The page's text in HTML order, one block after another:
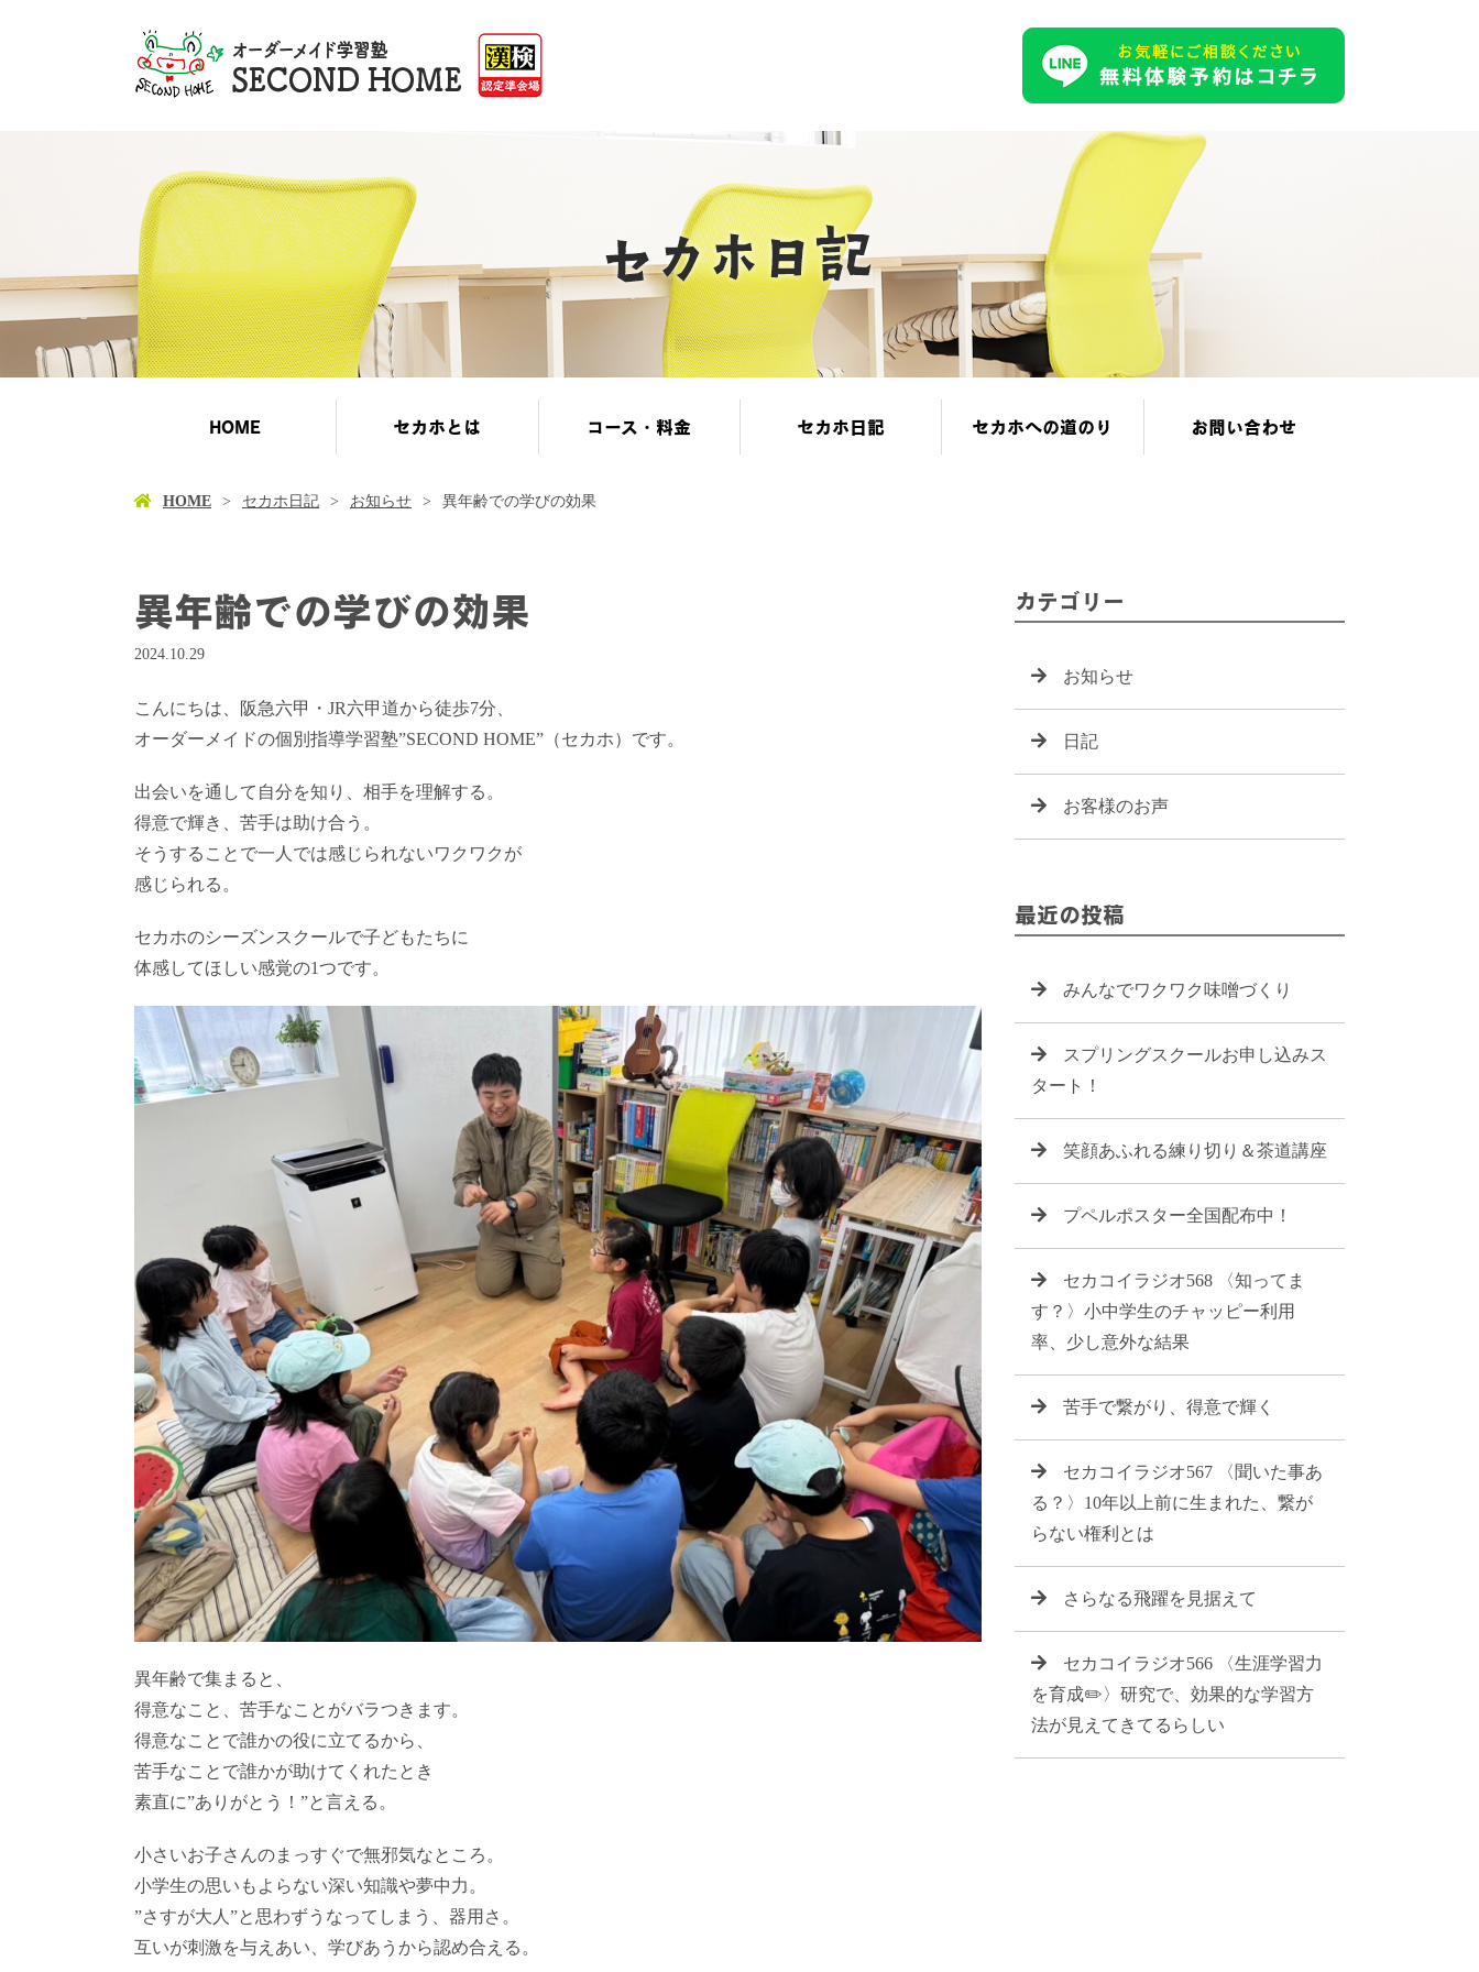
HOME セカホとは コース・料金 セカホ日記 セカホへの道のり お問い合わせ
HOME セカホ日記 お知らせ 異年齢での学びの効果
異年齢での学びの効果
2024.10.29
こんにちは、阪急六甲・JR六甲道から徒歩7分、
オーダーメイドの個別指導学習塾”SECOND HOME”（セカホ）です。
出会いを通して自分を知り、相手を理解する。
得意で輝き、苦手は助け合う。
そうすることで一人では感じられないワクワクが
感じられる。
セカホのシーズンスクールで子どもたちに
体感してほしい感覚の1つです。
異年齢で集まると、
得意なこと、苦手なことがバラつきます。
得意なことで誰かの役に立てるから、
苦手なことで誰かが助けてくれたとき
素直に”ありがとう！”と言える。
小さいお子さんのまっすぐで無邪気なところ。
小学生の思いもよらない深い知識や夢中力。
”さすが大人”と思わずうなってしまう、器用さ。
互いが刺激を与えあい、学びあうから認め合える。
カテゴリー
お知らせ
日記
お客様のお声
最近の投稿
みんなでワクワク味噌づくり
スプリングスクールお申し込みス
タート！
笑顔あふれる練り切り＆茶道講座
プペルポスター全国配布中！
セカコイラジオ568 〈知ってま
す？〉小中学生のチャッピー利用
率、少し意外な結果
苦手で繋がり、得意で輝く
セカコイラジオ567 〈聞いた事あ
る？〉10年以上前に生まれた、繋が
らない権利とは
さらなる飛躍を見据えて
セカコイラジオ566 〈生涯学習力
を育成✏️〉研究で、効果的な学習方
法が見えてきてるらしい